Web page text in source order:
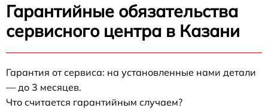
Гарантийные обязательства
сервисного центра в Казани
Гарантия от сервиса: на установленные нами детали
— до 3 месяцев.
Что считается гарантийным случаем?